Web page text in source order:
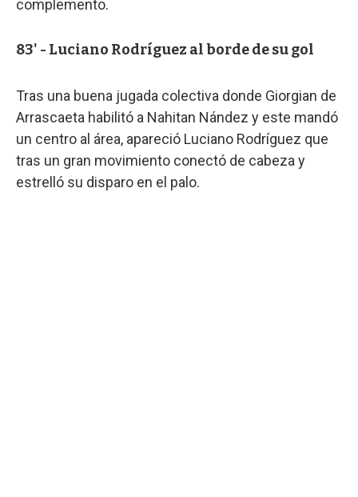
complemento.
83' - Luciano Rodríguez al borde de su gol
Tras una buena jugada colectiva donde Giorgian de
Arrascaeta habilitó a Nahitan Nández y este mandó
un centro al área, apareció Luciano Rodríguez que
tras un gran movimiento conectó de cabeza y
estrelló su disparo en el palo.